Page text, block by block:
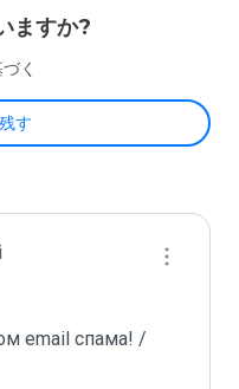
ますか?
く
す
email спама! /